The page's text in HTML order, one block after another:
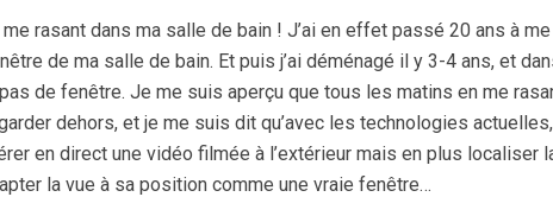
me rasant dans ma salle de bain ! J’ai en effet passé 20 ans à
de ma salle de bain. Et puis j’ai déménagé il y 3-4 ans, et
de fenêtre. Je me suis aperçu que tous les matins en me
dehors, et je me suis dit qu’avec les technologies
en direct une vidéo filmée à l’extérieur mais en plus localiser
la vue à sa position comme une vraie fenêtre…